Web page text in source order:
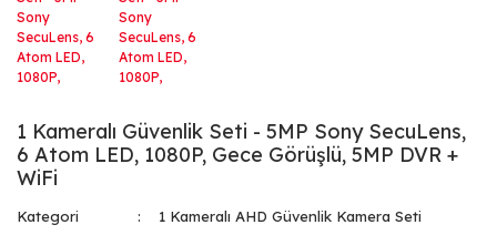
1 Kameralı Güvenlik Seti - 5MP Sony SecuLens,
6 Atom LED, 1080P, Gece Görüşlü, 5MP DVR +
WiFi
Kategori
1 Kameralı AHD Güvenlik Kamera Seti